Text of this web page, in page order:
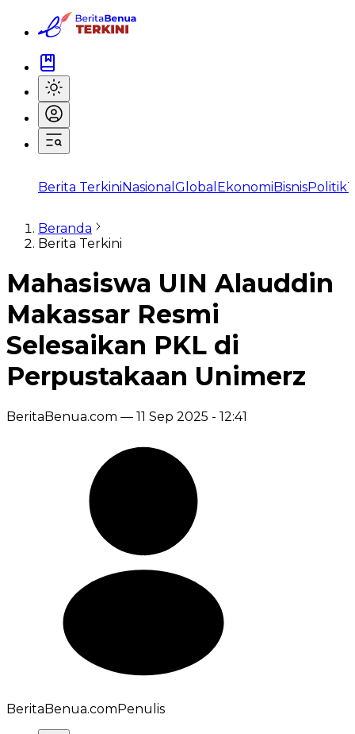
Berita TerkiniNasional Global EkonomiBisnisPolitik
Beranda
Berita Terkini
Mahasiswa UIN Alauddin
Makassar Resmi
Selesaikan PKL di
Perpustakaan Unimerz
BeritaBenua.com — 11 Sep 2025 - 12:41
BeritaBenua.com Penulis